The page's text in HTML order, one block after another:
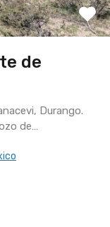
de
Durango.
de…